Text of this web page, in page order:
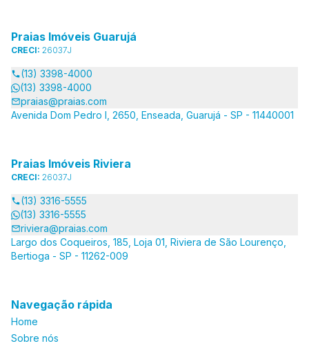
Praias Imóveis Guarujá
CRECI: 26037J
(13) 3398-4000
(13) 3398-4000
praias@praias.com
Avenida Dom Pedro I, 2650, Enseada, Guarujá - SP - 11440001
Praias Imóveis Riviera
CRECI: 26037J
(13) 3316-5555
(13) 3316-5555
riviera@praias.com
Largo dos Coqueiros, 185, Loja 01, Riviera de São Lourenço,
Bertioga - SP - 11262-009
Navegação rápida
Home
Sobre nós